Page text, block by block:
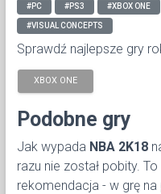
#PC #PS3 #XBOX ONE
#VISUAL CONCEPTS
Sprawdź najlepsze gry
XBOX ONE
Podobne gry
Jak wypada NBA 2K18
razu nie został pobity.
rekomendacja - w grę